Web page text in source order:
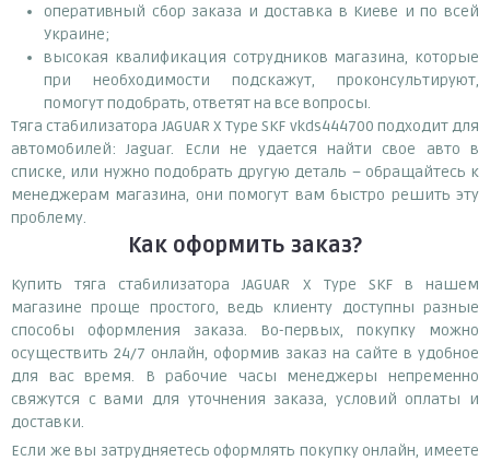
оперативный сбор заказа и доставка в Киеве и по всей
Украине;
высокая квалификация сотрудников магазина, которые
при необходимости подскажут, проконсультируют,
помогут подобрать, ответят на все вопросы.
Тяга стабилизатора JAGUAR X Type SKF vkds444700 подходит для
автомобилей: Jaguar. Если не удается найти свое авто в
списке, или нужно подобрать другую деталь – обращайтесь к
менеджерам магазина, они помогут вам быстро решить эту
проблему.
Как оформить заказ?
Купить тяга стабилизатора JAGUAR X Type SKF в нашем
магазине проще простого, ведь клиенту доступны разные
способы оформления заказа. Во-первых, покупку можно
осуществить 24/7 онлайн, оформив заказ на сайте в удобное
для вас время. В рабочие часы менеджеры непременно
свяжутся с вами для уточнения заказа, условий оплаты и
доставки.
Если же вы затрудняетесь оформлять покупку онлайн, имеете